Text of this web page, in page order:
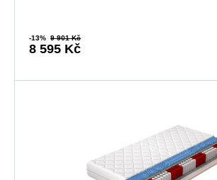
-13% 9 901 Kč
8 595 Kč